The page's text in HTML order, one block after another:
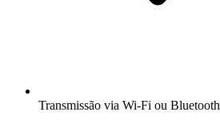
Transmissão via Wi-Fi ou Bluetooth